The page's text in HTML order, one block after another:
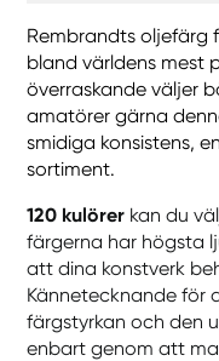
Rembrandts oljefärg
bland världens mest
överraskande väljer
amatörer gärna
smidiga konsistens,
sortiment.
120 kulörer kan du
färgerna har högsta
att dina konstverk
Kännetecknande för
färgstyrkan och den
enbart genom att